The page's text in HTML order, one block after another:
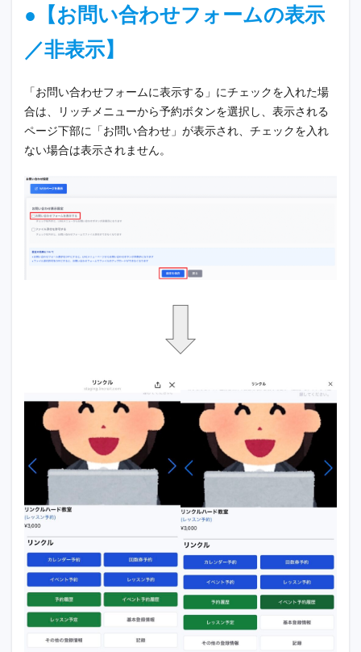
●【お問い合わせフォームの表示
／非表示】
「お問い合わせフォームに表示する」にチェックを入れた場
合は、リッチメニューから予約ボタンを選択し、表示される
ページ下部に「お問い合わせ」が表示され、チェックを入れ
ない場合は表示されません。